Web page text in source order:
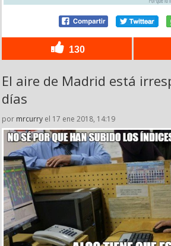
130
El aire de Madrid está
días
por mrcurry el 17 ene 2018, 14:19